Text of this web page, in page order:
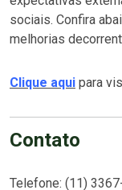
sociais. Confira
melhorias
Clique aqui para
Contato
Telefone: (11)